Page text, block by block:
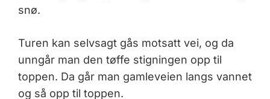
snø.
Turen kan selvsagt gås motsatt vei, og da
unngår man den tøffe stigningen opp til
toppen. Da går man gamleveien langs vannet
og så opp til toppen.